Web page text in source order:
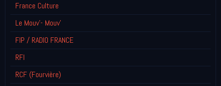
France Culture
Le Mouv'- Mouv'
FIP / RADIO FRANCE
RFI
RCF (Fourvière)